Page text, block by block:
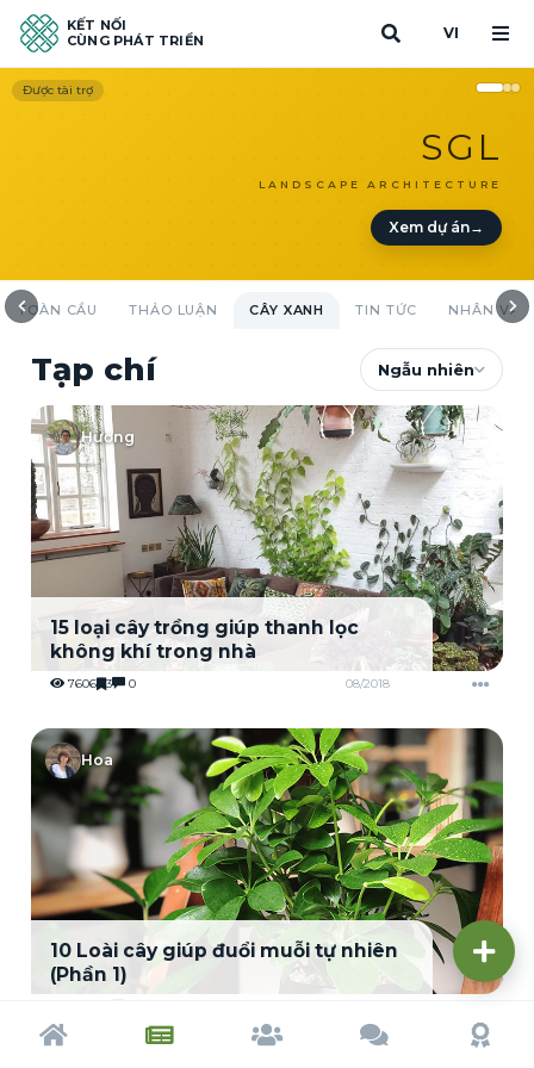
KẾT NỐI
CÙNG PHÁT TRIỂN
VI
Được tài trợ
SGL
LANDSCAPE ARCHITECTURE
Xem dự án→
TOÀN CẦU THẢO LUẬN CÂY XANH TIN TỨC NHÂN VẬT
Tạp chí Ngẫu nhiên
15 loại cây trồng giúp thanh lọc
không khí trong nhà
7606 3 0 08/2018
Hương
10 Loài cây giúp đuổi muỗi tự nhiên
(Phần 1)
Hoa
Trang chủ Tạp chí Cộng đồng Cố vấn Dấu ấn